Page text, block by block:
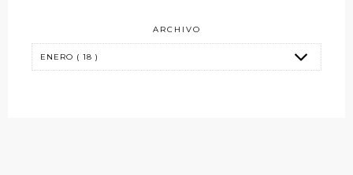
ARCHIVO